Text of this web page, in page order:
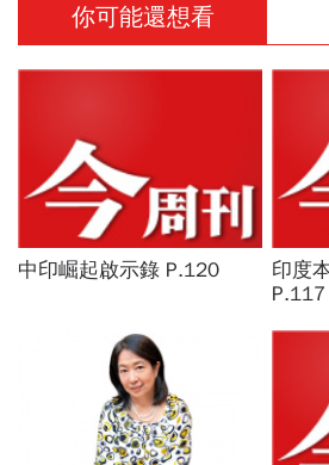
你可能還想看
中印崛起啟示錄 P.120
印度
P.117